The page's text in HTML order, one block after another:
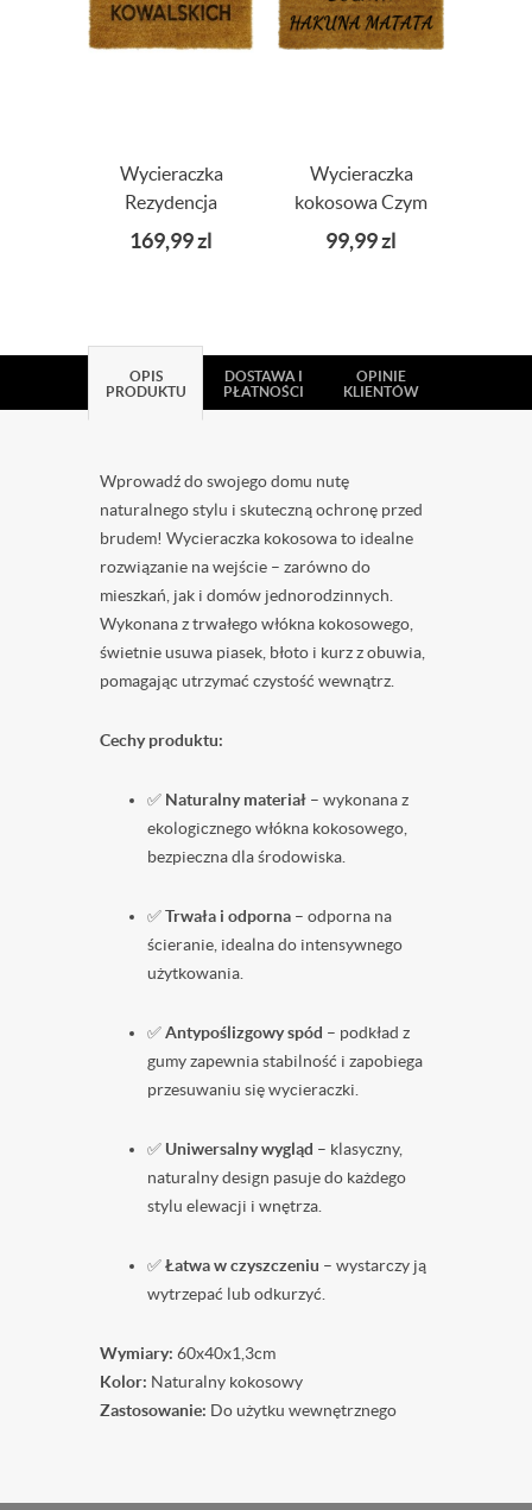
Wycieraczka
Rezydencja
Państwa +
Nazwisko 90x60
169,99zl
Wycieraczka
kokosowa Czym
chata bogata
Hakuna Matata
99,99zl
OPIS
PRODUKTU
DOSTAWA I
PŁATNOŚCI
OPINIE
KLIENTÓW
Wprowadź do swojego domu nutę
naturalnego stylu i skuteczną ochronę przed
brudem! Wycieraczka kokosowa to idealne
rozwiązanie na wejście – zarówno do
mieszkań, jak i domów jednorodzinnych.
Wykonana z trwałego włókna kokosowego,
świetnie usuwa piasek, błoto i kurz z obuwia,
pomagając utrzymać czystość wewnątrz.
Cechy produktu:
✅ Naturalny materiał – wykonana z
ekologicznego włókna kokosowego,
bezpieczna dla środowiska.
✅Trwała i odporna – odporna na
ścieranie, idealna do intensywnego
użytkowania.
✅Antypoślizgowy spód – podkład z
gumy zapewnia stabilność i zapobiega
przesuwaniu się wycieraczki.
✅ Uniwersalny wygląd – klasyczny,
naturalny design pasuje do każdego
stylu elewacji i wnętrza.
✅Łatwa w czyszczeniu – wystarczy ją
wytrzepać lub odkurzyć.
Wymiary: 60x40x1,3cm
Kolor: Naturalny kokosowy
Zastosowanie: Do użytku wewnętrznego